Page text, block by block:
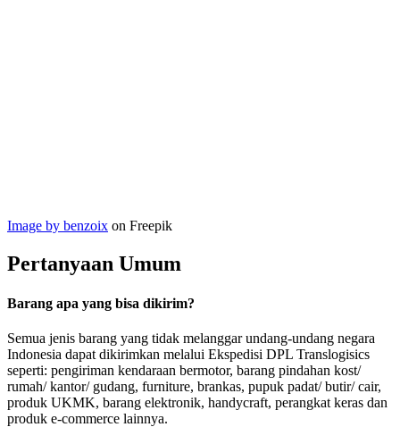
Image by benzoix on Freepik
Pertanyaan Umum
Barang apa yang bisa dikirim?
Semua jenis barang yang tidak melanggar undang-undang negara
Indonesia dapat dikirimkan melalui Ekspedisi DPL Translogisics
seperti: pengiriman kendaraan bermotor, barang pindahan kost/
rumah/ kantor/ gudang, furniture, brankas, pupuk padat/ butir/ cair,
produk UKMK, barang elektronik, handycraft, perangkat keras dan
produk e-commerce lainnya.